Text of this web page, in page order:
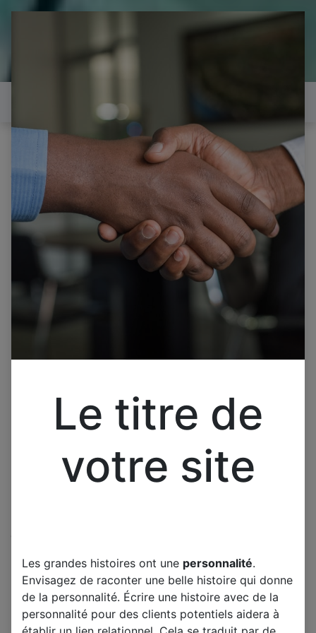
il est temps de
réparer...Electronique 66 est
heureux de vous aider
Tous les produits
Composant électronique réparation Hilti Laser EE-
SX1109 EESX1109 SX1109, 1 Pièce
Composant électronique
réparation Hilti Laser EE-
SX1109 EESX1109 SX1109, 1
Pièce
Le titre de
votre site
Les grandes histoires ont une personnalité.
Envisagez de raconter une belle histoire qui donne
de la personnalité. Écrire une histoire avec de la
personnalité pour des clients potentiels aidera à